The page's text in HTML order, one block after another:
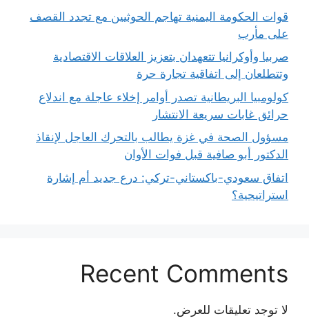
قوات الحكومة اليمنية تهاجم الحوثيين مع تجدد القصف
على مأرب
صربيا وأوكرانيا تتعهدان بتعزيز العلاقات الاقتصادية
وتتطلعان إلى اتفاقية تجارة حرة
كولومبيا البريطانية تصدر أوامر إخلاء عاجلة مع اندلاع
حرائق غابات سريعة الانتشار
مسؤول الصحة في غزة يطالب بالتحرك العاجل لإنقاذ
الدكتور أبو صافية قبل فوات الأوان
اتفاق سعودي-باكستاني-تركي: درع جديد أم إشارة
استراتيجية؟
Recent Comments
لا توجد تعليقات للعرض.